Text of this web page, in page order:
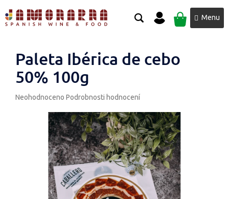
na
obsah
NÁKUPNÍ
KOŠÍK
Paleta Ibérica de cebo
50% 100g
Průměrné
hvězdiček.
Neohodnoceno Podrobnosti hodnocení